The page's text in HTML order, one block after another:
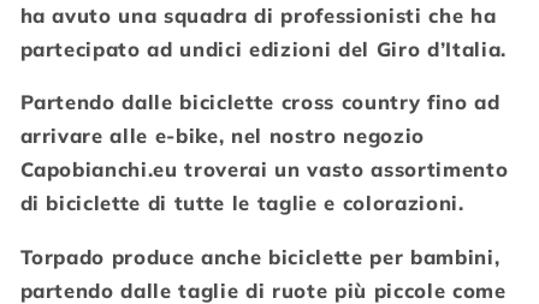
ha avuto una squadra di professionisti che ha
partecipato ad undici edizioni del Giro d’Italia.
Partendo dalle biciclette cross country fino ad
arrivare alle e-bike, nel nostro negozio
Capobianchi.eu troverai un vasto assortimento
di biciclette di tutte le taglie e colorazioni.
Torpado produce anche biciclette per bambini,
partendo dalle taglie di ruote più piccole come